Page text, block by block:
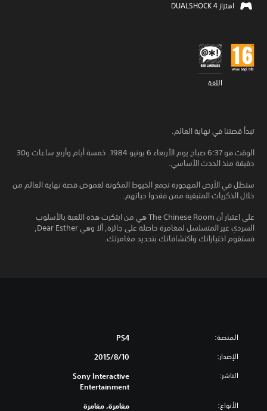
اهتزاز DUALSHOCK 4‏
اللغة
تبدأ قصتنا في نهاية العالم.
الوقت هو 6:37 صباح يوم الأربعاء 6 يونيو 1984. خمسة أيام وأربع ساعات و30
دقيقة منذ الحدث الأساسي.
ستظل في الأرض المهجورة تجمع الخيوط المكونة لغموض قصة نهاية العالم من
خلال الذكريات المتبقية ممن فقدوا حياتهم.
على اعتبار أن The Chinese Room هي من ابتكرت هذه اللعبة بالأسلوب
السردي غير المتسلسل لمغامرة حاصلة على جائزة, ألا وهي Dear Esther,
فستقوم اختياراتك واكتشافاتك بتحديد مغامرتك.
المنصة: PS4
الإصدار: 10‏/8‏/2015
الناشر:
Sony Interactive
Entertainment
الأنواع: مغامرة, مغامرة